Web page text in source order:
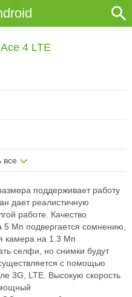
все
4 LTE
поддерживает работу
дает реалистичную
работе. Качество
Мп подвергается сомнению,
камера на 1.3 Мп
селфи, но снимки будут
с помощью
3G, LTE. Высокую скорость